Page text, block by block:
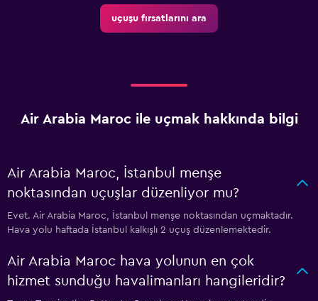
uçuşu fırsatlarını ara
Air Arabia Maroc ile uçmak hakkında bilgi
Air Arabia Maroc, İstanbul menşe
noktasından uçuşlar düzenliyor mu?
Evet. Air Arabia Maroc, İstanbul menşe noktasından uçmaktadır.
Hava yolu haftada İstanbul kalkışlı 2 uçuş düzenlemektedir.
Air Arabia Maroc hava yolunun en çok
hizmet sunduğu havalimanları hangileridir?